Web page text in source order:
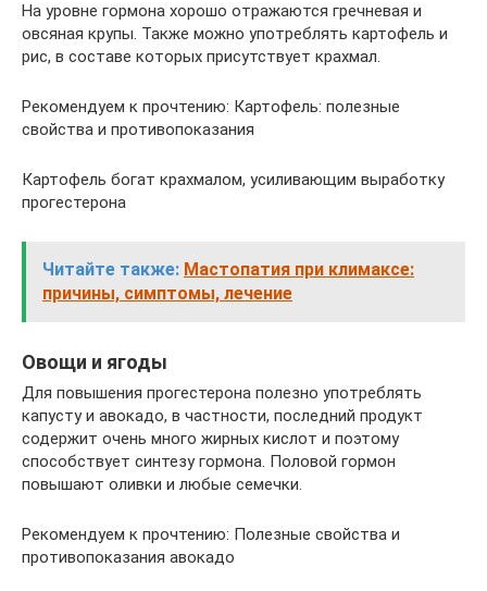
На уровне гормона хорошо отражаются гречневая и
овсяная крупы. Также можно употреблять картофель и
рис, в составе которых присутствует крахмал.
Рекомендуем к прочтению: Картофель: полезные
свойства и противопоказания
Картофель богат крахмалом, усиливающим выработку
прогестерона
Читайте также: Мастопатия при климаксе:
причины, симптомы, лечение
Овощи и ягоды
Для повышения прогестерона полезно употреблять
капусту и авокадо, в частности, последний продукт
содержит очень много жирных кислот и поэтому
способствует синтезу гормона. Половой гормон
повышают оливки и любые семечки.
Рекомендуем к прочтению: Полезные свойства и
противопоказания авокадо